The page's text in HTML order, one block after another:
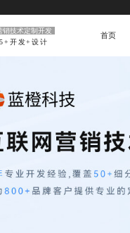
销技术定制开发
开发+设计
首页